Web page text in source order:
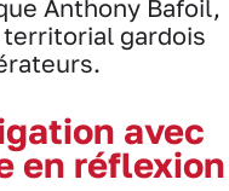
Anthony Bafoil,
gardois
avec
en réflexion